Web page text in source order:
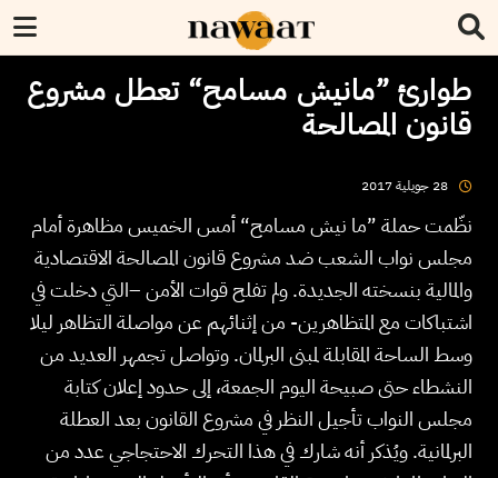
طوارئ ”مانيش مسامح“ تعطل مشروع
قانون المصالحة
28 جويلية2017
نظّمت حملة ”ما نيش مسامح“ أمس الخميس مظاهرة أمام
مجلس نواب الشعب ضد مشروع قانون المصالحة الاقتصادية
والمالية بنسخته الجديدة. ولم تفلح قوات الأمن –التي دخلت في
اشتباكات مع المتظاهرين- من إثنائهم عن مواصلة التظاهر ليلا
وسط الساحة المقابلة لمبنى البرلمان. وتواصل تجمهر العديد من
النشطاء حتى صبيحة اليوم الجمعة، إلى حدود إعلان كتابة
مجلس النواب تأجيل النظر في مشروع القانون بعد العطلة
البرلمانية. ويُذكر أنه شارك في هذا التحرك الاحتجاجي عدد من